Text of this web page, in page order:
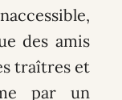
des amis
traîtres et
par un